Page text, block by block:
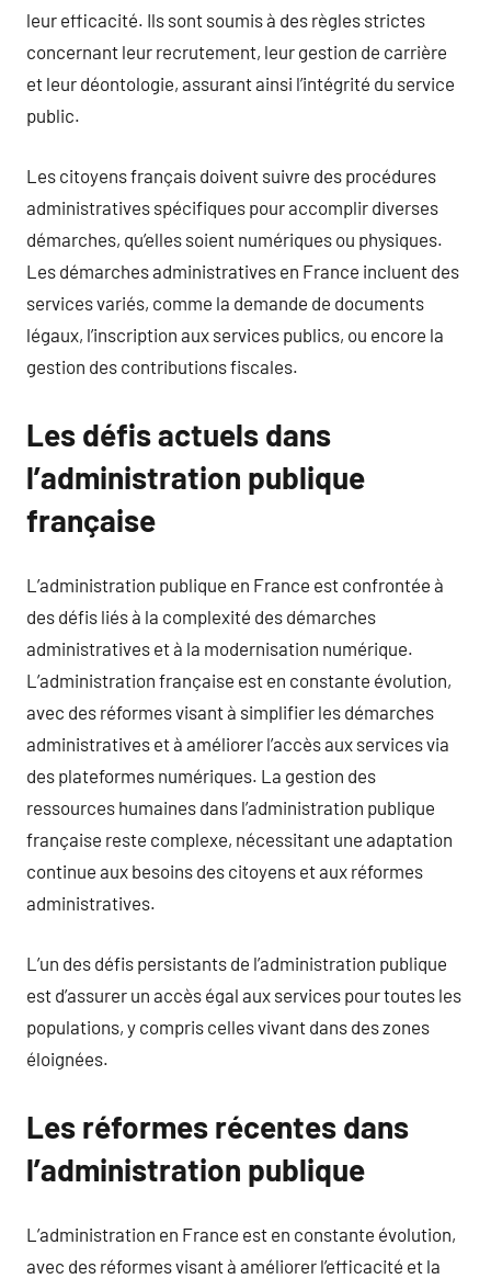
leur efficacité. Ils sont soumis à des règles strictes
concernant leur recrutement, leur gestion de carrière
et leur déontologie, assurant ainsi l’intégrité du service
public.
Les citoyens français doivent suivre des procédures
administratives spécifiques pour accomplir diverses
démarches, qu’elles soient numériques ou physiques.
Les démarches administratives en France incluent des
services variés, comme la demande de documents
légaux, l’inscription aux services publics, ou encore la
gestion des contributions fiscales.
Les défis actuels dans
l’administration publique
française
L’administration publique en France est confrontée à
des défis liés à la complexité des démarches
administratives et à la modernisation numérique.
L’administration française est en constante évolution,
avec des réformes visant à simplifier les démarches
administratives et à améliorer l’accès aux services via
des plateformes numériques. La gestion des
ressources humaines dans l’administration publique
française reste complexe, nécessitant une adaptation
continue aux besoins des citoyens et aux réformes
administratives.
L’un des défis persistants de l’administration publique
est d’assurer un accès égal aux services pour toutes les
populations, y compris celles vivant dans des zones
éloignées.
Les réformes récentes dans
l’administration publique
L’administration en France est en constante évolution,
avec des réformes visant à améliorer l’efficacité et la